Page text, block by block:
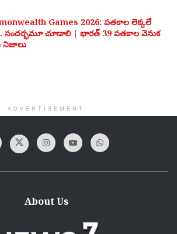
Games 2026: పతకాల లెక్కలే
సందర్భమూ చూడాలి | భారత్ 39 పతకాల వెనుక
నిజాలు
ADVERTISEMENT
About Us